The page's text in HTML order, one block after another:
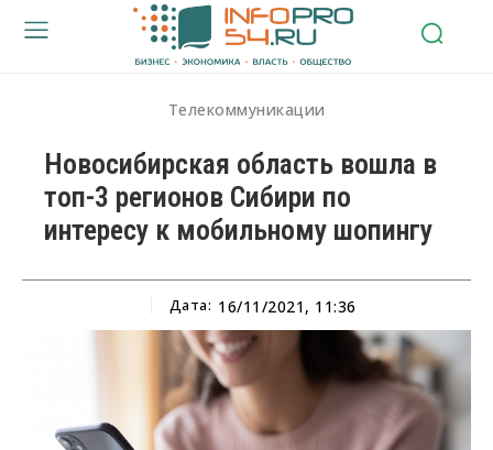
Телекоммуникации
Новосибирская область вошла в
топ-3 регионов Сибири по
интересу к мобильному шопингу
Дата: 16/11/2021, 11:36